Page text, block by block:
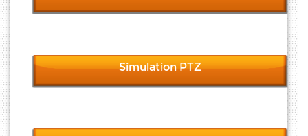
Simulation PTZ